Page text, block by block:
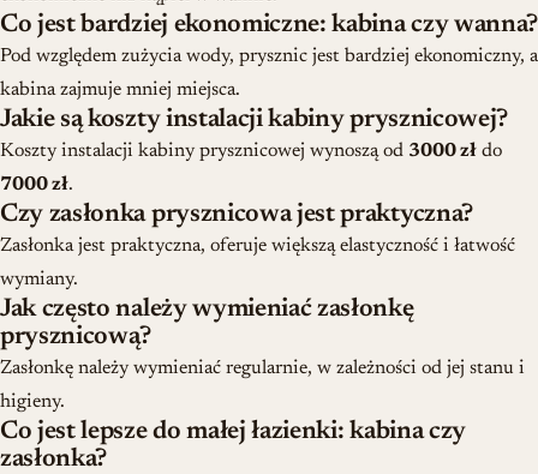
Co jest bardziej ekonomiczne: kabina czy wanna?
Pod względem zużycia wody, prysznic jest bardziej ekonomiczny, a
kabina zajmuje mniej miejsca.
Jakie są koszty instalacji kabiny prysznicowej?
Koszty instalacji kabiny prysznicowej wynoszą od 3000 zł do
7000 zł.
Czy zasłonka prysznicowa jest praktyczna?
Zasłonka jest praktyczna, oferuje większą elastyczność i łatwość
wymiany.
Jak często należy wymieniać zasłonkę
prysznicową?
Zasłonkę należy wymieniać regularnie, w zależności od jej stanu i
higieny.
Co jest lepsze do małej łazienki: kabina czy
zasłonka?